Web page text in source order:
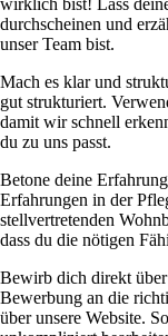
wirklich bist! Lass
durchscheinen und
unser Team bist.
Mach es klar und
gut strukturiert.
damit wir schnell
du zu uns passt.
Betone deine
Erfahrungen in der
stellvertretenden
dass du die nötigen
Bewirb dich direkt über
Bewerbung an die
über unsere Website.